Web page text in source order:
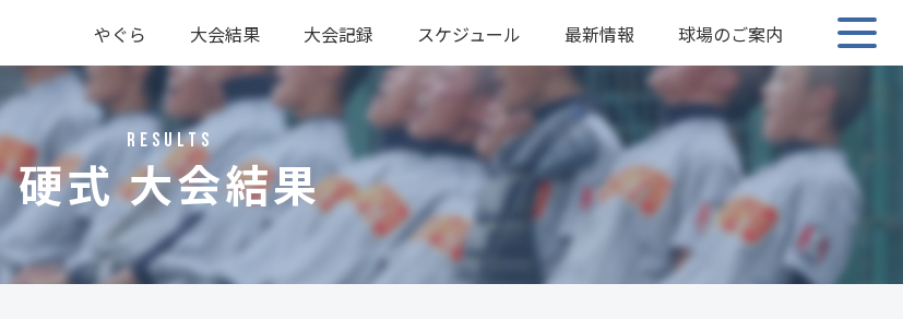
やぐら
大会結果
硬式
軟式
大会記録
硬式
軟式
スケジュール 最新情報 球場のご案内
RESULTS
硬式 大会結果